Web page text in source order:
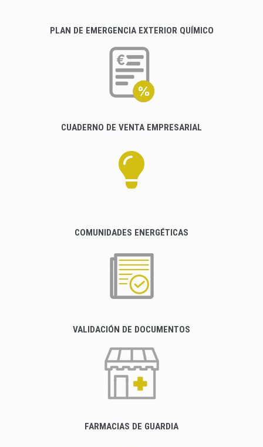
PLAN DE EMERGENCIA EXTERIOR QUÍMICO
CUADERNO DE VENTA EMPRESARIAL
COMUNIDADES ENERGÉTICAS
VALIDACIÓN DE DOCUMENTOS
FARMACIAS DE GUARDIA